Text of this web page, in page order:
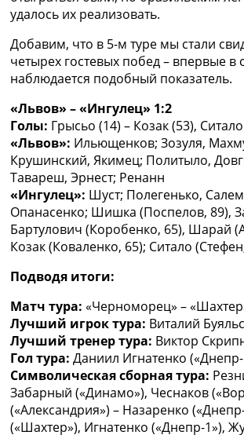
удалось их реализовать.
Добавим, что в 5-м туре мы стали
четырех гостевых побед – впервые в
наблюдается подобный показатель.
«Львов» – «Ингулец» 1:2
Голы: Грысьо (14) – Козак (53),
«Львов»: Ильющенков; Зозуля,
Крушинский, Якимец; Политыло,
Тавареш, Эрнест; Ренанн
«Ингулец»: Шуст; Полегенько,
Опанасенко; Шишка (Поспелов, 89),
Бартулович (Коробенко, 65), Шарай
Козак (Коваленко, 65); Ситало
Подводя итоги:
Матч тура: «Черноморец» –
Лучший игрок тура: Виталий
Лучший тренер тура: Виктор
Гол тура: Даниил Игнатенко
Символическая сборная тура:
Забарный («Динамо»), Чеснаков
(«Александрия») – Назаренко
(«Шахтер»), Игнатенко («Днепр-1»),